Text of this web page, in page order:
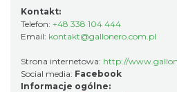
Kontakt:
Telefon: +48 338 104 444
Email: kontakt@gallonero.com.pl
Strona internetowa: http://
Social media: Facebook
Informacje ogólne: